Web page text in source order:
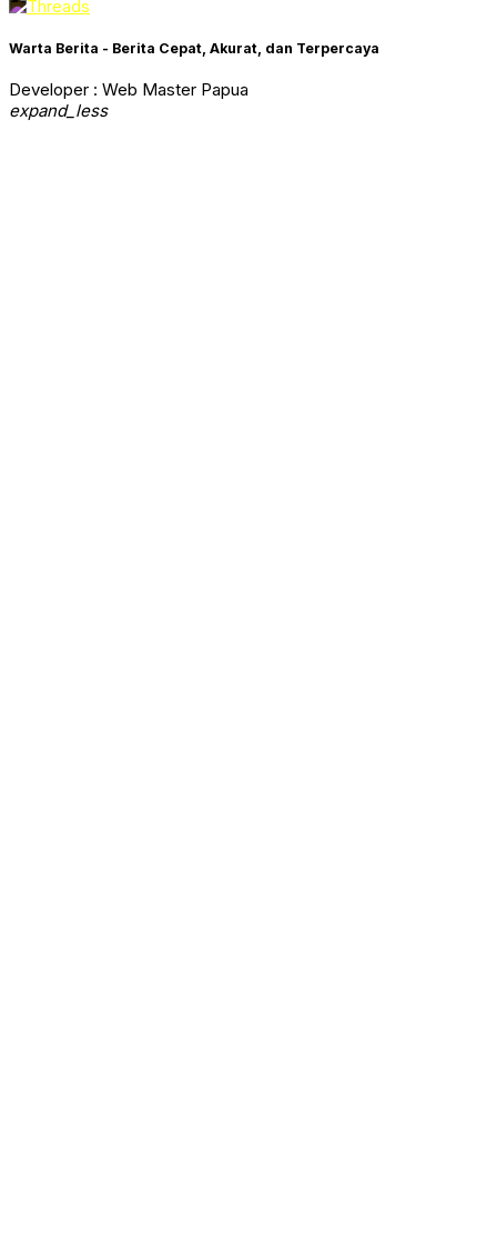
Warta Berita - Berita Cepat, Akurat, dan Terpercaya
Developer : Web Master Papua
expand_less